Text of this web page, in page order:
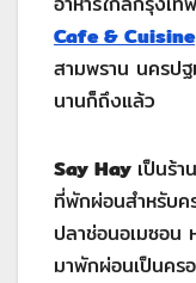
Cafe & Cuisine
สามพราน นครปฐ
นานก็ถึงแล้ว
Say Hay เป็นร้า
ที่พักผ่อนสำหรับค
ปลาช่อนอเมซอน
มาพักผ่อนเป็นคร